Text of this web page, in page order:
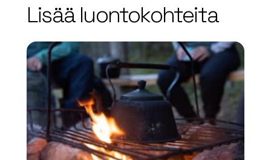
Lisää luontokohteita
array(0) { }